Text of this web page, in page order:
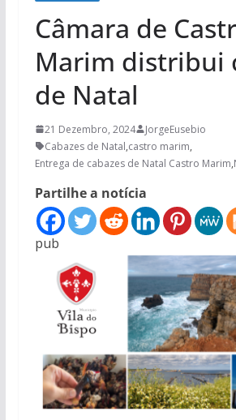
Câmara de
Marim distribui
de Natal
21 Dezembro, 2024
JorgeEusebio
Cabazes de Natal,castro marim,
Entrega de cabazes de Natal Castro Marim,
Partilhe a notícia
pub